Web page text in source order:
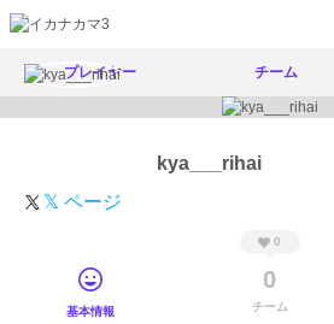
プレイヤー チーム
kya___rihai
𝕏 ページ
基本情報
0
0
チーム